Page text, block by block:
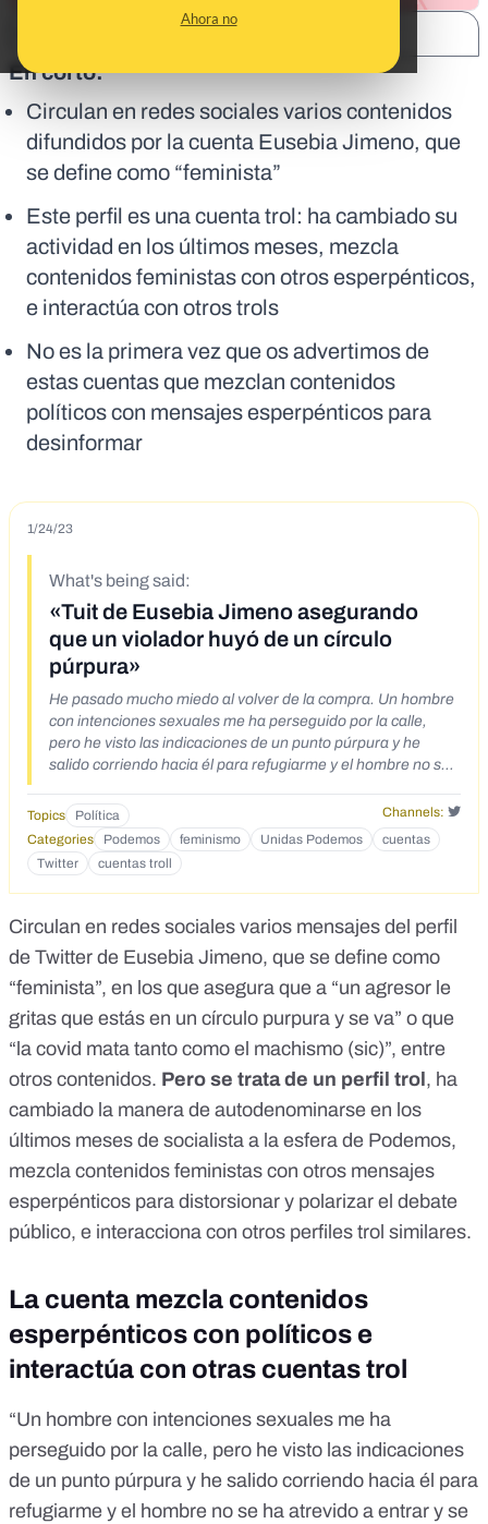
Ahora no
En corto:
Circulan en redes sociales varios contenidos
difundidos por la cuenta Eusebia Jimeno, que
se define como “feminista”
Este perfil es una cuenta trol: ha cambiado su
actividad en los últimos meses, mezcla
contenidos feministas con otros esperpénticos,
e interactúa con otros trols
No es la primera vez que os advertimos de
estas cuentas que mezclan contenidos
políticos con mensajes esperpénticos para
desinformar
1/24/23
What's being said:
«Tuit de Eusebia Jimeno asegurando
que un violador huyó de un círculo
púrpura»
He pasado mucho miedo al volver de la compra. Un hombre
con intenciones sexuales me ha perseguido por la calle,
pero he visto las indicaciones de un punto púrpura y he
salido corriendo hacia él para refugiarme y el hombre no se
Topics Política
Channels:
Categories
Podemos feminismo Unidas Podemos
cuentas
Twitter
cuentas troll
Circulan en redes sociales varios mensajes del perfil
de Twitter de Eusebia Jimeno, que se define como
“feminista”, en los que asegura que a “un agresor le
gritas que estás en un círculo purpura y se va” o que
“la covid mata tanto como el machismo (sic)”, entre
otros contenidos. Pero se trata de un perfil trol , ha
cambiado la manera de autodenominarse en los
últimos meses de socialista a la esfera de Podemos,
mezcla contenidos feministas con otros mensajes
esperpénticos para distorsionar y polarizar el debate
público, e interacciona con otros perfiles trol similares.
La cuenta mezcla contenidos
esperpénticos con políticos e
interactúa con otras cuentas trol
“Un hombre con intenciones sexuales me ha
perseguido por la calle, pero he visto las indicaciones
de un punto púrpura y he salido corriendo hacia él para
refugiarme y el hombre no se ha atrevido a entrar y se